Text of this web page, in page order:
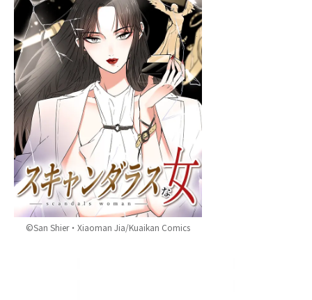
©San Shier・Xiaoman Jia/Kuaikan Comics